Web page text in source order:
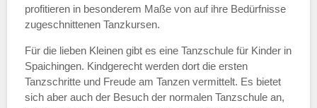
E-Mail*
profitieren in besonderem Maße von auf ihre Bedürfnisse
zugeschnittenen Tanzkursen.
Für die lieben Kleinen gibt es eine Tanzschule für Kinder in
Spaichingen. Kindgerecht werden dort die ersten
Tanzschritte und Freude am Tanzen vermittelt. Es bietet
sich aber auch der Besuch der normalen Tanzschule an,